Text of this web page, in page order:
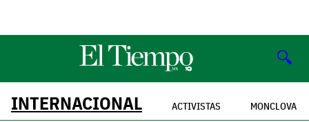
🔍
INTERNACIONAL ACTIVISTAS MONCLOVA